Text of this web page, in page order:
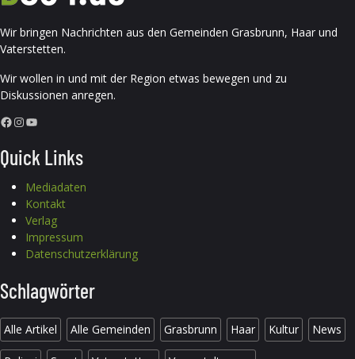
Wir bringen Nachrichten aus den Gemeinden Grasbrunn, Haar und
Vaterstetten.
Wir wollen in und mit der Region etwas bewegen und zu
Diskussionen anregen.
Facebook InstagramYouTube
Quick Links
Mediadaten
Kontakt
Verlag
Impressum
Datenschutzerklärung
Schlagwörter
Alle Artikel Alle Gemeinden Grasbrunn Haar Kultur News